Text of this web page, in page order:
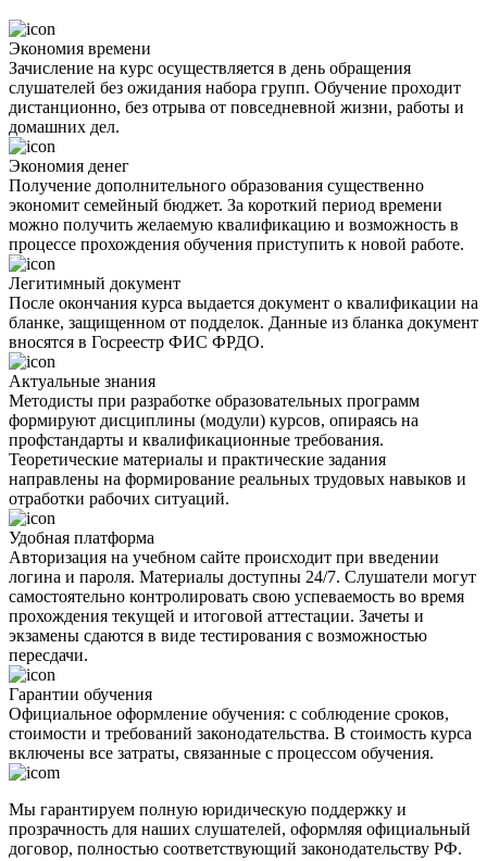
Экономия времени
Зачисление на курс осуществляется в день обращения
слушателей без ожидания набора групп. Обучение проходит
дистанционно, без отрыва от повседневной жизни, работы и
домашних дел.
Экономия денег
Получение дополнительного образования существенно
экономит семейный бюджет. За короткий период времени
можно получить желаемую квалификацию и возможность в
процессе прохождения обучения приступить к новой работе.
Легитимный документ
После окончания курса выдается документ о квалификации на
бланке, защищенном от подделок. Данные из бланка документ
вносятся в Госреестр ФИС ФРДО.
Актуальные знания
Методисты при разработке образовательных программ
формируют дисциплины (модули) курсов, опираясь на
профстандарты и квалификационные требования.
Теоретические материалы и практические задания
направлены на формирование реальных трудовых навыков и
отработки рабочих ситуаций.
Удобная платформа
Авторизация на учебном сайте происходит при введении
логина и пароля. Материалы доступны 24/7. Слушатели могут
самостоятельно контролировать свою успеваемость во время
прохождения текущей и итоговой аттестации. Зачеты и
экзамены сдаются в виде тестирования с возможностью
пересдачи.
Гарантии обучения
Официальное оформление обучения: с соблюдение сроков,
стоимости и требований законодательства. В стоимость курса
включены все затраты, связанные с процессом обучения.
Мы гарантируем полную юридическую поддержку и
прозрачность для наших слушателей, оформляя официальный
договор, полностью соответствующий законодательству РФ.